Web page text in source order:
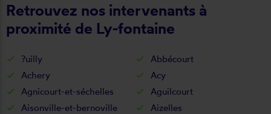
Retrouvez nos intervenants à
proximité de Ly-fontaine
?uilly
Abbécourt
Achery
Acy
Agnicourt-et-séchelles
Aguilcourt
Aisonville-et-bernoville
Aizelles